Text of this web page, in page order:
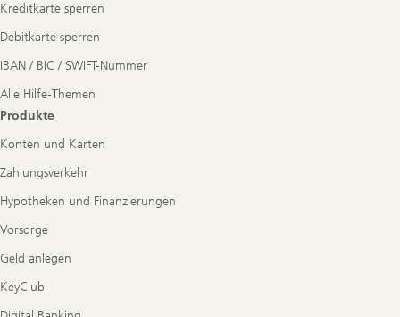
Kreditkarte sperren
Debitkarte sperren
IBAN / BIC / SWIFT-Nummer
Alle Hilfe-Themen
Produkte
Konten und Karten
Zahlungsverkehr
Hypotheken und Finanzierungen
Vorsorge
Geld anlegen
KeyClub